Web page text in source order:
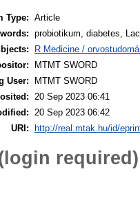
Type:
Article
probiotikum, diabetes,
R Medicine /
MTMT SWORD
User:
MTMT SWORD
20 Sep 2023 06:41
20 Sep 2023 06:42
URI:
http://real.mtak.hu/id/
required)